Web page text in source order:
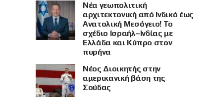
Νέα γεωπολιτική
αρχιτεκτονική από Ινδικό έως
Ανατολική Μεσόγειο! Το
σχέδιο Ισραήλ–Ινδίας με
Ελλάδα και Κύπρο στον
πυρήνα
Νέος Διοικητής στην
αμερικανική βάση της
Σούδας